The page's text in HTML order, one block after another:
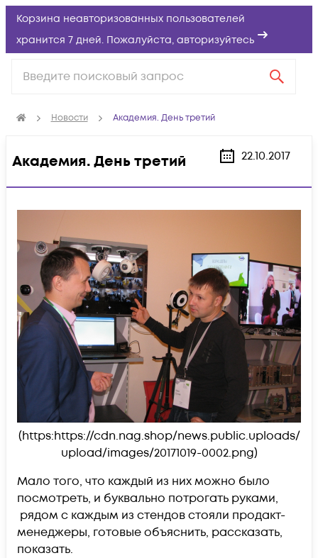
Корзина неавторизованных пользователей
хранится 7 дней. Пожалуйста, авторизуйтесь
Новости Академия. День третий
Академия. День третий 22.10.2017
(https:https://cdn.nag.shop/news.public.uploads/
upload/images/20171019-0002.png)
Мало того, что каждый из них можно было
посмотреть, и буквально потрогать руками,
рядом с каждым из стендов стояли продакт-
менеджеры, готовые объяснить, рассказать,
показать.